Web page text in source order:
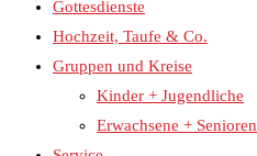
Gottesdienste
Hochzeit, Taufe & Co.
Gruppen und Kreise
Kinder + Jugendliche
Erwachsene + Senioren